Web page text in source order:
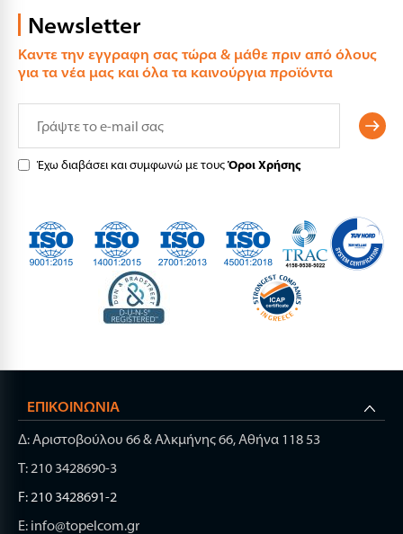
Newsletter
Καντε την εγγραφη σας τώρα & μάθε πριν από όλους
για τα νέα μας και όλα τα καινούργια προϊόντα
Έχω διαβάσει και συμφωνώ με τουςΌροι Χρήσης
ΕΠΙΚΟΙΝΩΝΊΑ
Δ: Αριστοβούλου 66 & Αλκμήνης 66, Αθήνα 118 53
Τ: 210 3428690-3
F: 210 3428691-2
E: info@topelcom.gr